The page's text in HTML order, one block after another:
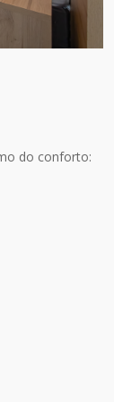
do conforto: